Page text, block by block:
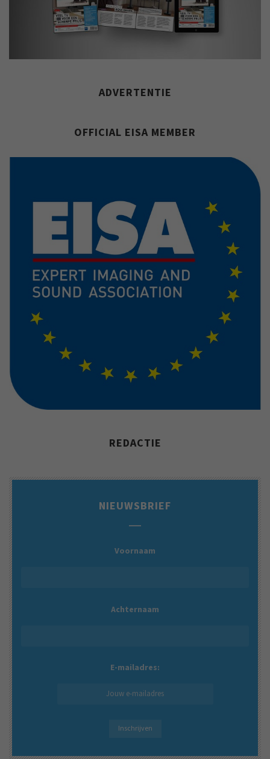
ADVERTENTIE
OFFICIAL EISA MEMBER
REDACTIE
NIEUWSBRIEF
Voornaam
Achternaam
E-mailadres: